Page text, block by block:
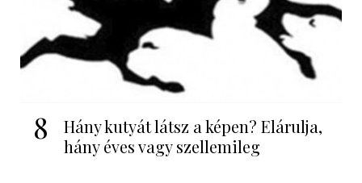
8
Hány kutyát látsz a képen? Elárulja,
hány éves vagy szellemileg